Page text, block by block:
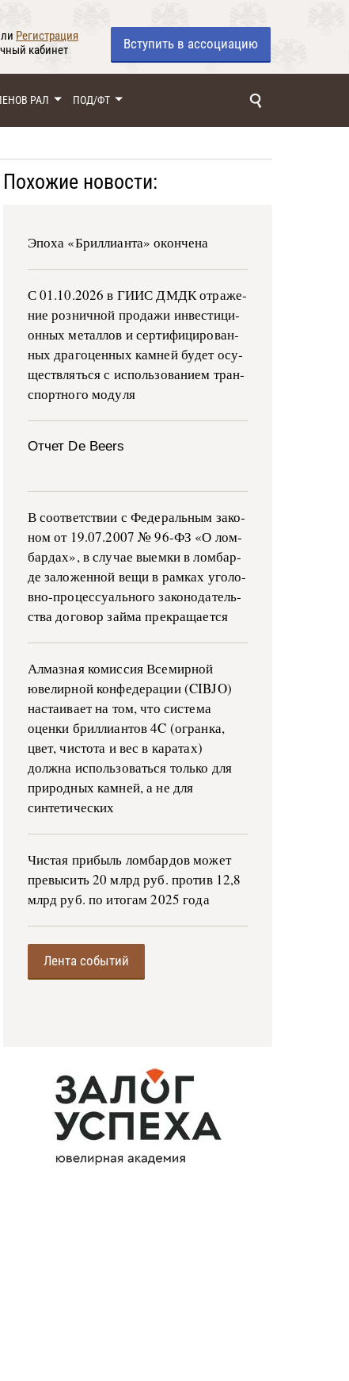
Регистрация
кабинет
Вступить в ассоциацию
РАЛ ПОД/ФТ
Похожие новости:
Эпоха «Бриллианта» окончена
С 01.10.2026 в ГИИС ДМДК от­ра­же­
ние роз­ни­ч­ной про­да­жи ин­ве­сти­ци­
он­ных ме­тал­лов и сер­ти­фи­ци­ро­ван­
ных дра­го­цен­ных ка­м­ней бу­дет осу­
ще­ств­лять­ся с ис­поль­зо­ва­ни­ем тран­
с­пор­т­но­го мо­ду­ля
Отчет De Beers
В со­о­т­вет­ствии с Фе­де­раль­ным за­ко­
ном от 19.07.2007 № 96-ФЗ «О ло­м­
бар­дах», в слу­чае вы­е­м­ки в ло­м­бар­
де за­ло­жен­ной ве­щи в ра­м­ках уго­ло­
в­но-­про­цес­су­аль­но­го за­ко­но­да­тель­
ства до­го­вор зай­ма пре­кра­ща­ет­ся
Алмазная комиссия Всемирной
ювелирной конфедерации (CIBJO)
настаивает на том, что система
оценки бриллиантов 4C (огранка,
цвет, чистота и вес в каратах)
должна использоваться только для
природных камней, а не для
синтетических
Чистая прибыль ломбардов может
превысить 20 млрд руб. против 12,8
млрд руб. по итогам 2025 года
Лента событий